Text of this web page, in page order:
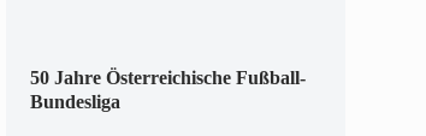
50 Jahre Österreichische Fußball-
Bundesliga